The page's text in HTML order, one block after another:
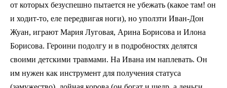
от которых безуспешно пытается не убежать (какое там! он
и ходит-то, еле передвигая ноги), но уползти Иван-Дон
Жуан, играют Мария Луговая, Арина Борисова и Илона
Борисова. Героини подолгу и в подробностях делятся
своими детскими травмами. На Ивана им наплевать. Он
им нужен как инструмент для получения статуса